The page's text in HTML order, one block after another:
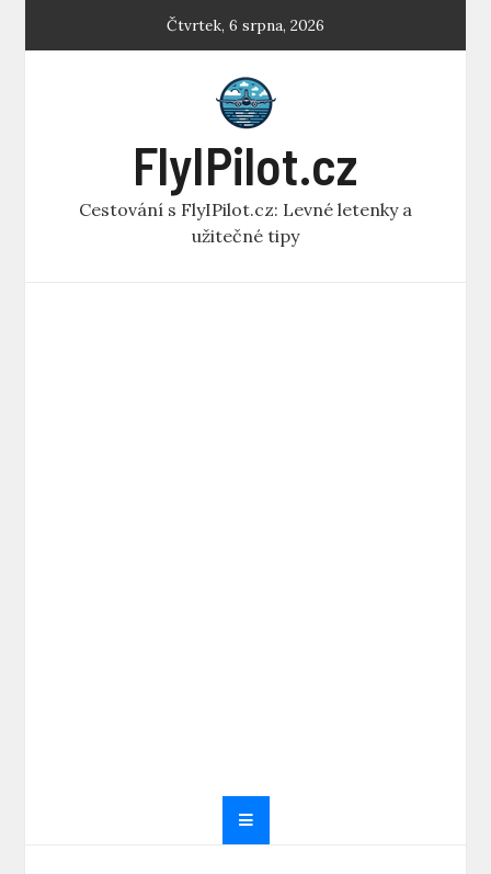
Čtvrtek, 6 srpna, 2026
FlyIPilot.cz
Cestování s FlyIPilot.cz: Levné letenky a
užitečné tipy